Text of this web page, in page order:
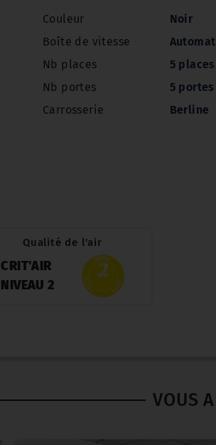
Couleur
Noir
Boîte de vitesse
Nb places
5 places
Nb portes
5 portes
Carrosserie
Berline
Qualité de l'air
CRIT'AIR
NIVEAU 2
VOUS